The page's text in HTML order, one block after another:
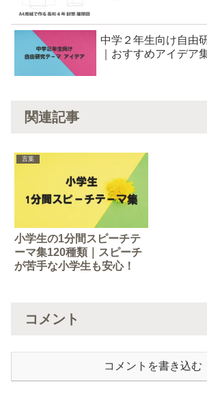
中学２年生向け自由
｜おすすめアイデア
関連記事
言葉
小学生の1分間スピーチテ
ーマ集120種類｜スピーチ
が苦手な小学生も安心！
コメント
コメントを書き込む